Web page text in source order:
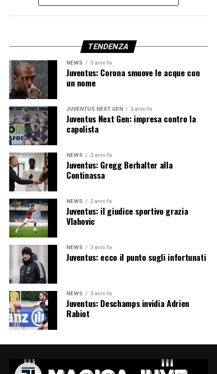
TENDENZA
NEWS 3 anni fa
Juventus: Corona smuove le acque con
un nome
JUVENTUS NEXT GEN 3 anni fa
Juventus Next Gen: impresa contro la
capolista
NEWS 3 anni fa
Juventus: Gregg Berhalter alla
Continassa
NEWS 2 anni fa
Juventus: il giudice sportivo grazia
Vlahovic
NEWS 3 anni fa
Juventus: ecco il punto sugli infortunati
NEWS 3 anni fa
Juventus: Deschamps invidia Adrien
Rabiot